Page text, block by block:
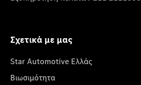
Σχετικά με μας
Star Automotive Ελλάς
Βιωσιμότητα